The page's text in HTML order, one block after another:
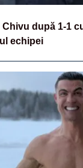
după 1-1
echipei